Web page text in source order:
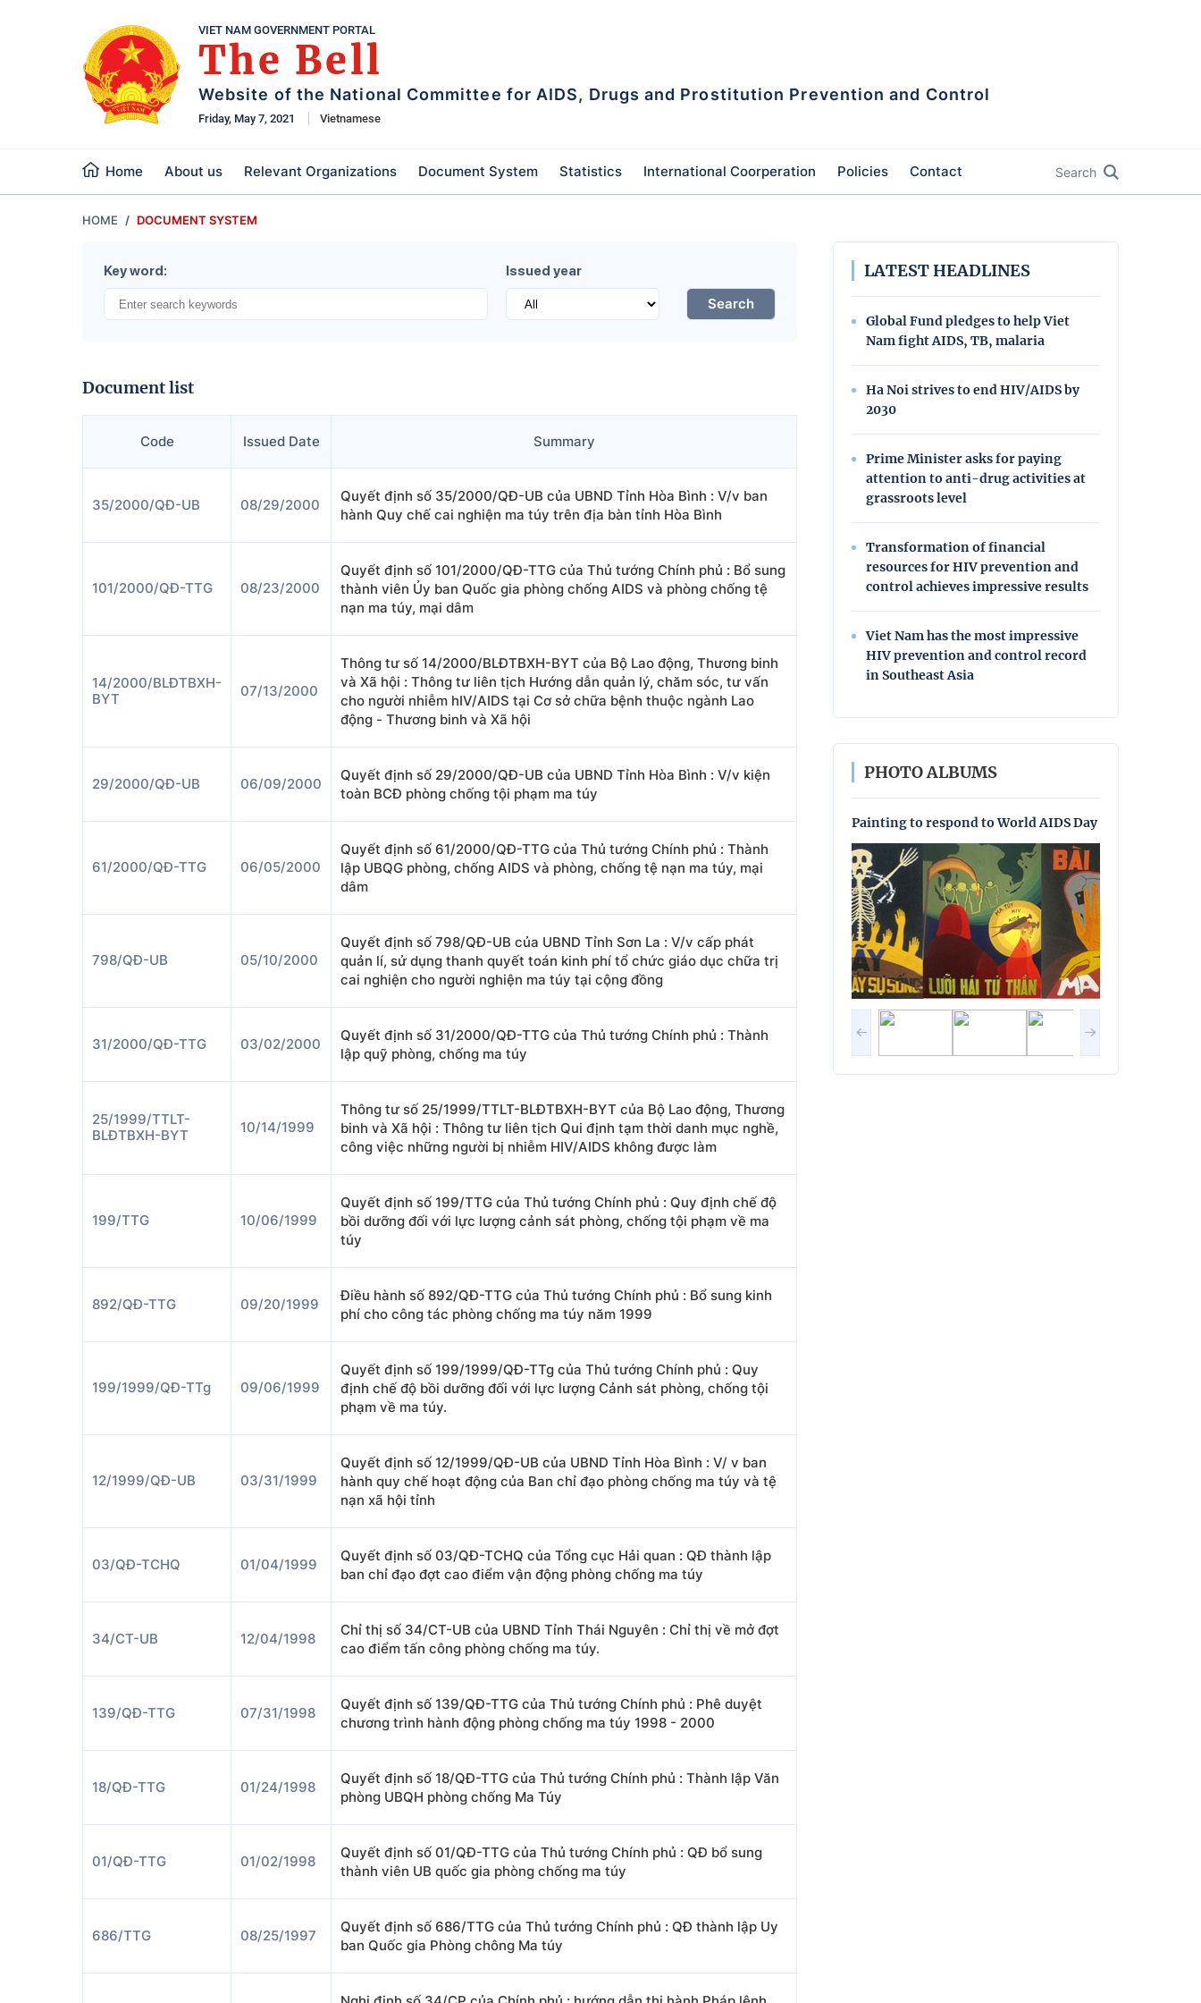
VIET NAM GOVERNMENT PORTAL
The Bell
Website of the National Committee for AIDS, Drugs and Prostitution Prevention and Control
Friday, May 7, 2021 Vietnamese
Home About us Relevant Organizations Document System Statistics International Coorperation Policies Contact Search
HOME DOCUMENT SYSTEM
Key word: Issued year
Search
Document list
Code Issued Date Summary
35/2000/QĐ-UB 08/29/2000
Quyết định số 35/2000/QĐ-UB của UBND Tỉnh Hòa Bình : V/v ban
hành Quy chế cai nghiện ma túy trên địa bàn tỉnh Hòa Bình
101/2000/QĐ-TTG 08/23/2000
Quyết định số 101/2000/QĐ-TTG của Thủ tướng Chính phủ : Bổ sung
thành viên Ủy ban Quốc gia phòng chống AIDS và phòng chống tệ
nạn ma túy, mại dâm
14/2000/BLĐTBXH-
BYT
07/13/2000
Thông tư số 14/2000/BLĐTBXH-BYT của Bộ Lao động, Thương binh
và Xã hội : Thông tư liên tịch Hướng dẫn quản lý, chăm sóc, tư vấn
cho người nhiễm hIV/AIDS tại Cơ sở chữa bệnh thuộc ngành Lao
động - Thương binh và Xã hội
29/2000/QĐ-UB 06/09/2000
Quyết định số 29/2000/QĐ-UB của UBND Tỉnh Hòa Bình : V/v kiện
toàn BCĐ phòng chống tội phạm ma túy
61/2000/QĐ-TTG 06/05/2000
Quyết định số 61/2000/QĐ-TTG của Thủ tướng Chính phủ : Thành
lập UBQG phòng, chống AIDS và phòng, chống tệ nạn ma túy, mại
dâm
798/QĐ-UB 05/10/2000
Quyết định số 798/QĐ-UB của UBND Tỉnh Sơn La : V/v cấp phát
quản lí, sử dụng thanh quyết toán kinh phí tổ chức giáo dục chữa trị
cai nghiện cho người nghiện ma túy tại cộng đồng
31/2000/QĐ-TTG 03/02/2000
Quyết định số 31/2000/QĐ-TTG của Thủ tướng Chính phủ : Thành
lập quỹ phòng, chống ma túy
25/1999/TTLT-
BLĐTBXH-BYT
10/14/1999
Thông tư số 25/1999/TTLT-BLĐTBXH-BYT của Bộ Lao động, Thương
binh và Xã hội : Thông tư liên tịch Qui định tạm thời danh mục nghề,
công việc những người bị nhiễm HIV/AIDS không được làm
199/TTG 10/06/1999
Quyết định số 199/TTG của Thủ tướng Chính phủ : Quy định chế độ
bồi dưỡng đối với lực lượng cảnh sát phòng, chống tội phạm về ma
túy
892/QĐ-TTG 09/20/1999
Điều hành số 892/QĐ-TTG của Thủ tướng Chính phủ : Bổ sung kinh
phí cho công tác phòng chống ma túy năm 1999
199/1999/QĐ-TTg 09/06/1999
Quyết định số 199/1999/QĐ-TTg của Thủ tướng Chính phủ : Quy
định chế độ bồi dưỡng đối với lực lượng Cảnh sát phòng, chống tội
phạm về ma túy.
12/1999/QĐ-UB 03/31/1999
Quyết định số 12/1999/QĐ-UB của UBND Tỉnh Hòa Bình : V/ v ban
hành quy chế hoạt động của Ban chỉ đạo phòng chống ma túy và tệ
nạn xã hội tỉnh
03/QĐ-TCHQ 01/04/1999
Quyết định số 03/QĐ-TCHQ của Tổng cục Hải quan : QĐ thành lập
ban chỉ đạo đợt cao điểm vận động phòng chống ma túy
34/CT-UB 12/04/1998
Chỉ thị số 34/CT-UB của UBND Tỉnh Thái Nguyên : Chỉ thị về mở đợt
cao điểm tấn công phòng chống ma túy.
139/QĐ-TTG 07/31/1998
Quyết định số 139/QĐ-TTG của Thủ tướng Chính phủ : Phê duyệt
chương trình hành động phòng chống ma túy 1998 - 2000
18/QĐ-TTG 01/24/1998
Quyết định số 18/QĐ-TTG của Thủ tướng Chính phủ : Thành lập Văn
phòng UBQH phòng chống Ma Túy
01/QĐ-TTG 01/02/1998
Quyết định số 01/QĐ-TTG của Thủ tướng Chính phủ : QĐ bổ sung
thành viên UB quốc gia phòng chống ma túy
686/TTG 08/25/1997
Quyết định số 686/TTG của Thủ tướng Chính phủ : QĐ thành lập Uy
ban Quốc gia Phòng chông Ma túy
LATEST HEADLINES
Global Fund pledges to help Viet
Nam fight AIDS, TB, malaria
Ha Noi strives to end HIV/AIDS by
2030
Prime Minister asks for paying
attention to anti-drug activities at
grassroots level
Transformation of financial
resources for HIV prevention and
control achieves impressive results
Viet Nam has the most impressive
HIV prevention and control record
in Southeast Asia
PHOTO ALBUMS
Painting to respond to World AIDS Day